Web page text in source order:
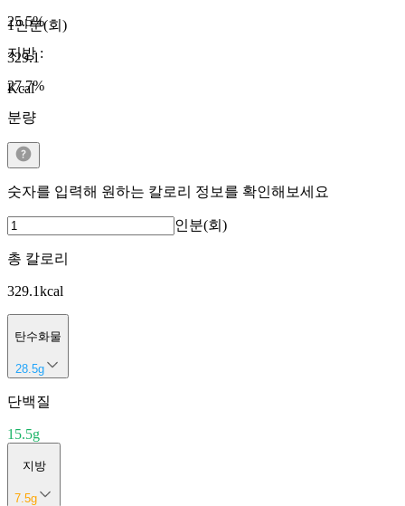
1인분(회)
329.1
Kcal
25.5%
지방:
27.7%
분량
숫자를 입력해 원하는 칼로리 정보를 확인해보세요
인분(회)
총 칼로리
329.1kcal
탄수화물
28.5g
단백질
15.5g
지방
7.5g